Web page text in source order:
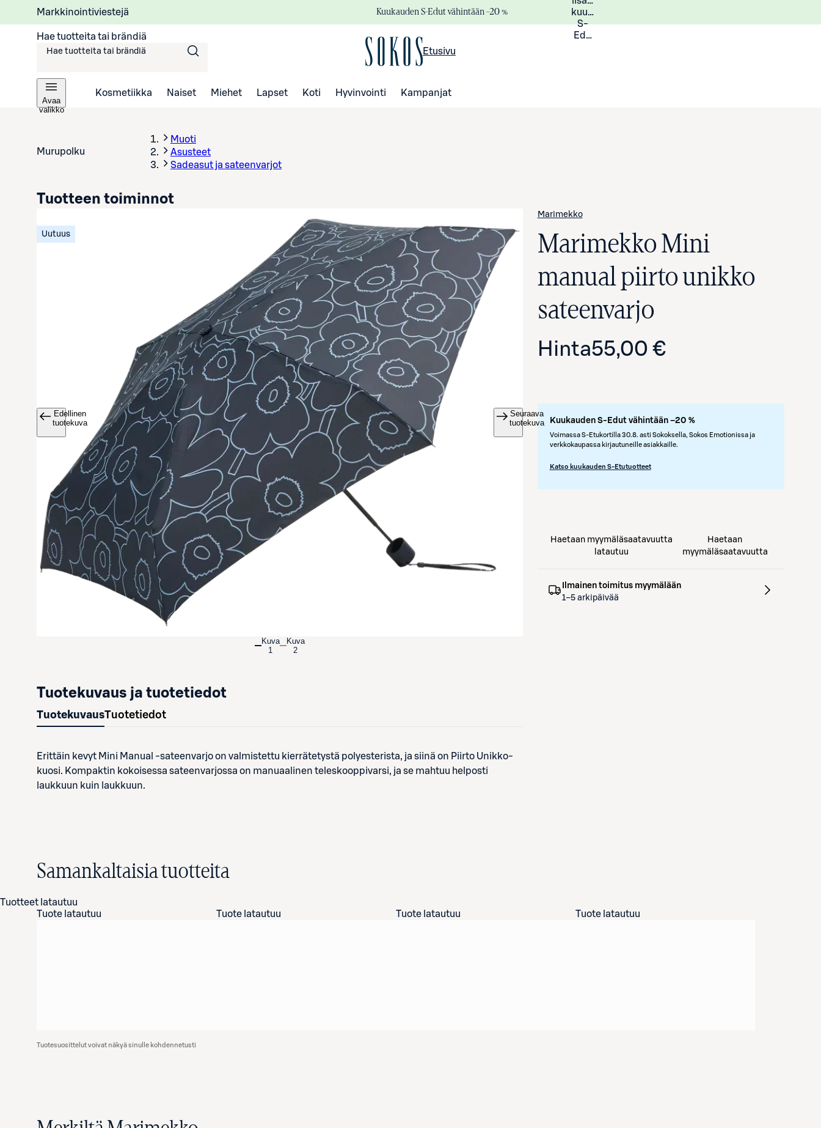
Markkinointiviestejä Kuukauden S-Edut vähintään –20 %
kuukauden
S-
Eduista
Hae tuotteita tai brändiä
Etusivu
Avaa
valikko
Kosmetiikka Naiset Miehet Lapset Koti Hyvinvointi Kampanjat
Murupolku
Muoti
Asusteet
Sadeasut ja sateenvarjot
Avaa tuotekuva suurennettuna
Uutuus
Edellinen
tuotekuva
Seuraava
tuotekuva
Kuva
1
Kuva
2
Marimekko
Marimekko Mini
manual piirto unikko
sateenvarjo
Hinta55,00 €
Kuukauden S-Edut vähintään –20 %
Voimassa S-Etukortilla 30.8. asti Sokoksella, Sokos Emotionissa ja
verkkokaupassa kirjautuneille asiakkaille.
Katso kuukauden S-Etutuotteet
Tuotteen toiminnot
Haetaan myymäläsaatavuutta
latautuu
Haetaan
myymäläsaatavuutta
Ilmainen toimitus myymälään
1–5 arkipäivää
Tuotekuvaus ja tuotetiedot
TuotekuvausTuotetiedot
Erittäin kevyt Mini Manual -sateenvarjo on valmistettu kierrätetystä polyesterista, ja siinä on Piirto Unikko-
kuosi. Kompaktin kokoisessa sateenvarjossa on manuaalinen teleskooppivarsi, ja se mahtuu helposti
laukkuun kuin laukkuun.
Samankaltaisia tuotteita
Tuotteet latautuu
Tuote latautuu
Tuote latautuu Tuote latautuu Tuote latautuu
Tuotesuosittelut voivat näkyä sinulle kohdennetusti